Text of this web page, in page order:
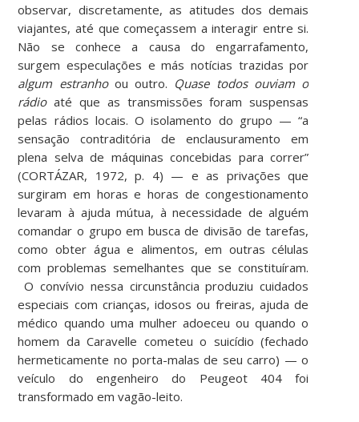
observar, discretamente, as atitudes dos demais
viajantes, até que começassem a interagir entre si.
Não se conhece a causa do engarrafamento,
surgem especulações e más notícias trazidas por
algum estranho ou outro. Quase todos ouviam o
rádioaté que as transmissões foram suspensas
pelas rádios locais. O isolamento do grupo — “a
sensação contraditória de enclausuramento em
plena selva de máquinas concebidas para correr”
(CORTÁZAR, 1972, p. 4) — e as privações que
surgiram em horas e horas de congestionamento
levaram à ajuda mútua, à necessidade de alguém
comandar o grupo em busca de divisão de tarefas,
como obter água e alimentos, em outras células
com problemas semelhantes que se constituíram.
O convívio nessa circunstância produziu cuidados
especiais com crianças, idosos ou freiras, ajuda de
médico quando uma mulher adoeceu ou quando o
homem da Caravelle cometeu o suicídio (fechado
hermeticamente no porta-malas de seu carro) — o
veículo do engenheiro do Peugeot 404 foi
transformado em vagão-leito.